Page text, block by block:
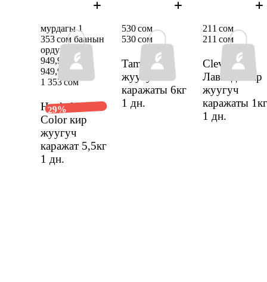
Henkel Persil
Color кир
жуугуч
каражат 5,5кг
1 дн.
мурдагы 1
353 сом баанын
ордуна
949,94 сом
949,94 сом
1 353 сом
29%
Tamiz кир
жуугуч
каражаты 6кг
1 дн.
530 сом
530 сом
Clevstar
Лаванда кир
жуугуч
каражаты 1кг
1 дн.
211 сом
211 сом